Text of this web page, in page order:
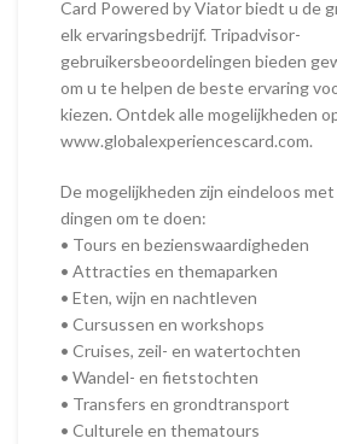
Card Powered by Viator biedt u de
elk ervaringsbedrijf. Tripadvisor-
gebruikersbeoordelingen bieden
om u te helpen de beste ervaring
kiezen. Ontdek alle mogelijkheden
www.globalexperiencescard.com.
De mogelijkheden zijn eindeloos
dingen om te doen:
• Tours en bezienswaardigheden
• Attracties en themaparken
• Eten, wijn en nachtleven
• Cursussen en workshops
• Cruises, zeil- en watertochten
• Wandel- en fietstochten
• Transfers en grondtransport
• Culturele en thematours